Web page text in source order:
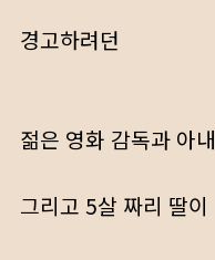
경고하려던
젊은 영화 감독과 아내
그리고 5살 짜리 딸이